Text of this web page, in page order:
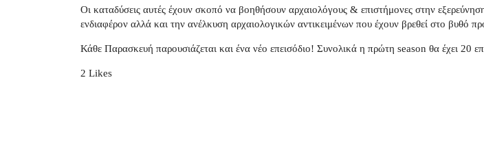
Οι καταδύσεις αυτές έχουν σκοπό να βοηθήσουν αρχαιολόγους & επιστήμονες στην
ενδιαφέρον αλλά και την ανέλκυση αρχαιολογικών αντικειμένων που έχουν βρεθεί στο βυθό
Κάθε Παρασκευή παρουσιάζεται και ένα νέο επεισόδιο! Συνολικά η πρώτη season θα έχει 20
2 Likes